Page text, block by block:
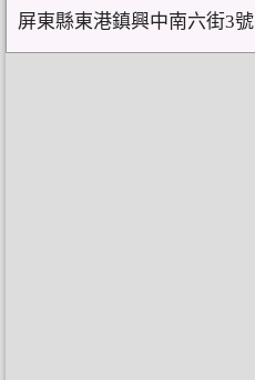
屏東縣東港鎮興中南六街3號